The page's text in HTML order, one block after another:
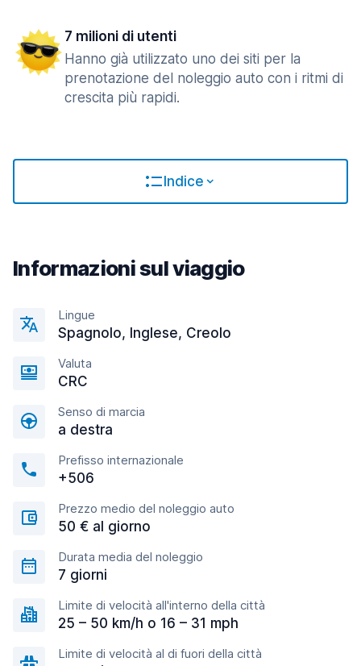
7 milioni di utenti
Hanno già utilizzato uno dei siti per la
prenotazione del noleggio auto con i ritmi di
crescita più rapidi.
Indice
Informazioni sul viaggio
Lingue
Spagnolo, Inglese, Creolo
Valuta
CRC
Senso di marcia
a destra
Prefisso internazionale
+506
Prezzo medio del noleggio auto
50 € al giorno
Durata media del noleggio
7 giorni
Limite di velocità all'interno della città
25 – 50 km/h o 16 – 31 mph
Limite di velocità al di fuori della città